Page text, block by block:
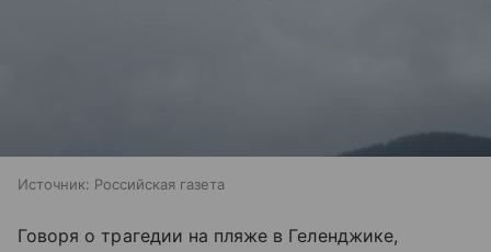
Источник: Российская газета
Говоря о трагедии на пляже в Геленджике,